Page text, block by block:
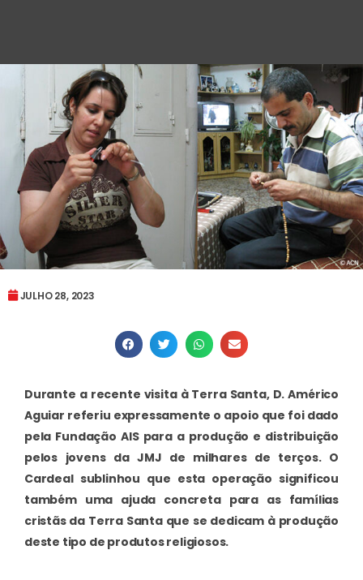
JULHO 28, 2023
Durante a recente visita à Terra Santa, D. Américo
Aguiar referiu expressamente o apoio que foi dado
pela Fundação AIS para a produção e distribuição
pelos jovens da JMJ de milhares de terços. O
Cardeal sublinhou que esta operação significou
também uma ajuda concreta para as famílias
cristãs da Terra Santa que se dedicam à produção
deste tipo de produtos religiosos.